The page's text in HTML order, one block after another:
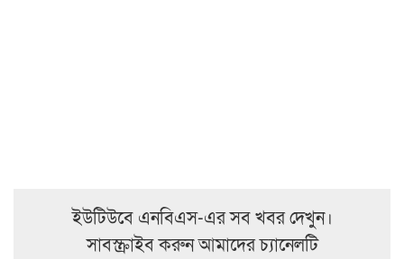
ইউটিউবে এনবিএস-এর সব খবর দেখুন।
সাবস্ক্রাইব করুন আমাদের চ্যানেলটি